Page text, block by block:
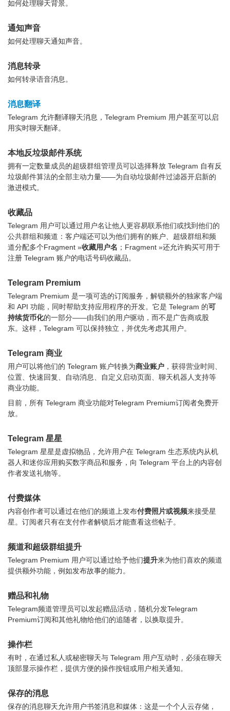
如何处理聊天背景。
通知声音
如何处理聊天通知声音。
消息转录
如何转录语音消息。
消息翻译
Telegram 允许翻译聊天消息，Telegram Premium 用户甚至可以启
用实时聊天翻译。
本地反垃圾邮件系统
拥有一定数量成员的超级群组管理员可以选择释放 Telegram 自有反
垃圾邮件算法的全部主动力量——为自动垃圾邮件过滤器开启新的
激进模式。
收藏品
Telegram 用户可以通过用户名让他人更容易联系他们或找到他们的
公共群组和频道：客户端还可以为他们拥有的账户、超级群组和频
道分配多个Fragment »收藏用户名 ；Fragment »还允许购买可用于
注册 Telegram 账户的电话号码收藏品。
Telegram Premium
Telegram Premium 是一项可选的订阅服务，解锁额外的独家客户端
和 API 功能，同时帮助支持应用程序的开发。它是 Telegram 的可
持续货币化的一部分——由我们的用户驱动，而不是广告商或股
东。这样，Telegram 可以保持独立，并优先考虑其用户。
Telegram 商业
用户可以将他们的 Telegram 账户转换为商业账户 ，获得营业时间、
位置、快速回复、自动消息、自定义启动页面、聊天机器人支持等
商业功能。
目前，所有 Telegram 商业功能对Telegram Premium订阅者免费开
放。
Telegram 星星
Telegram 星星是虚拟物品，允许用户在 Telegram 生态系统内从机
器人和迷你应用购买数字商品和服务，向 Telegram 平台上的内容创
作者发送礼物等。
付费媒体
内容创作者可以通过在他们的频道上发布付费照片或视频来接受星
星。订阅者只有在支付作者解锁后才能查看这些帖子。
频道和超级群组提升
Telegram Premium 用户可以通过给予他们提升来为他们喜欢的频道
提供额外功能，例如发布故事的能力。
赠品和礼物
Telegram频道管理员可以发起赠品活动，随机分发Telegram
Premium订阅和其他礼物给他们的追随者，以换取提升。
操作栏
有时，在通过私人或秘密聊天与 Telegram 用户互动时，必须在聊天
顶部显示操作栏，提供方便的操作按钮或用户相关通知。
保存的消息
保存的消息聊天允许用户书签消息和媒体：这是一个个人云存储，